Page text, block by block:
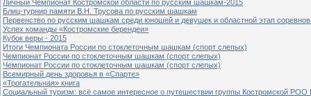
Личный Чемпионат Костромской области по русским шашкам-2015
Блиц-турнир памяти В.Н. Трусова по русским шашкам
Первенство по русским шашкам среди юношей и девушек и областной этап
Успех команды «Костромские берендеи»
Кубок веры - 2015
Итоги Чемпионата России по стоклеточным шашкам (спорт слепых)
Чемпионат России по стоклеточным шашкам (спорт слепых)
Чемпионат России по стоклеточным шашкам (спорт слепых)
Всемирный день здоровья в «Спарте»
«Трогательная» книга
Социальный туризм: всё самое интересное о путешествии группы Костромской